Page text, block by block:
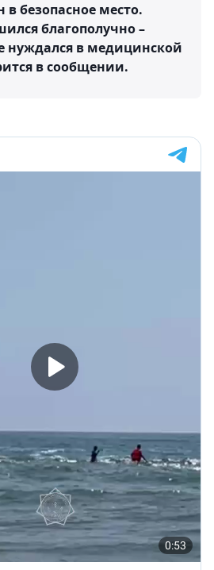
безопасное место.
благополучно –
нуждался в медицинской
в сообщении.